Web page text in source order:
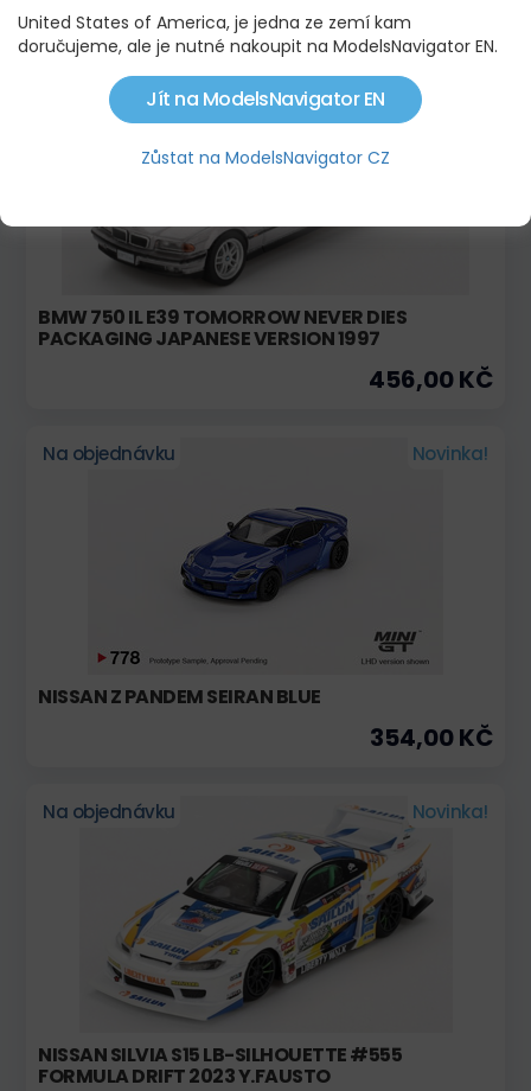
Na objednávku Novinka!
BMW 750 IL E39 TOMORROW NEVER DIES
PACKAGING JAPANESE VERSION 1997
456,00 KČ
Na objednávku Novinka!
NISSAN Z PANDEM SEIRAN BLUE
354,00 KČ
Na objednávku Novinka!
NISSAN SILVIA S15 LB-SILHOUETTE #555
FORMULA DRIFT 2023 Y.FAUSTO
United States of America, je jedna ze zemí kam
doručujeme, ale je nutné nakoupit na ModelsNavigator EN.
Jít na ModelsNavigator EN
Zůstat na ModelsNavigator CZ